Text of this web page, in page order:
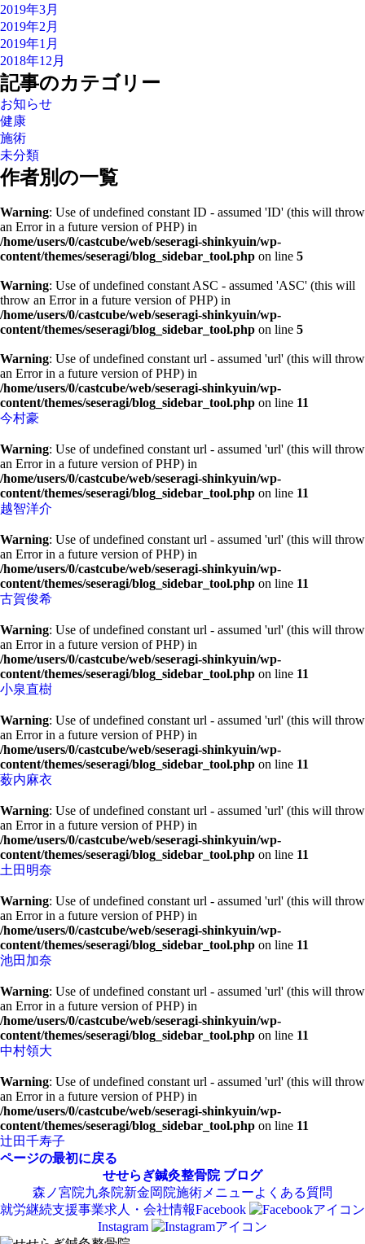
2019年3月
2019年2月
2019年1月
2018年12月
記事のカテゴリー
お知らせ
健康
施術
未分類
作者別の一覧
Warning: Use of undefined constant ID - assumed 'ID' (this will throw
an Error in a future version of PHP) in
/home/users/0/castcube/web/seseragi-shinkyuin/wp-
content/themes/seseragi/blog_sidebar_tool.php on line 5
Warning: Use of undefined constant ASC - assumed 'ASC' (this will
throw an Error in a future version of PHP) in
/home/users/0/castcube/web/seseragi-shinkyuin/wp-
content/themes/seseragi/blog_sidebar_tool.php on line 5
Warning: Use of undefined constant url - assumed 'url' (this will throw
an Error in a future version of PHP) in
/home/users/0/castcube/web/seseragi-shinkyuin/wp-
content/themes/seseragi/blog_sidebar_tool.php on line 11
今村豪
Warning: Use of undefined constant url - assumed 'url' (this will throw
an Error in a future version of PHP) in
/home/users/0/castcube/web/seseragi-shinkyuin/wp-
content/themes/seseragi/blog_sidebar_tool.php on line 11
越智洋介
Warning: Use of undefined constant url - assumed 'url' (this will throw
an Error in a future version of PHP) in
/home/users/0/castcube/web/seseragi-shinkyuin/wp-
content/themes/seseragi/blog_sidebar_tool.php on line 11
古賀俊希
Warning: Use of undefined constant url - assumed 'url' (this will throw
an Error in a future version of PHP) in
/home/users/0/castcube/web/seseragi-shinkyuin/wp-
content/themes/seseragi/blog_sidebar_tool.php on line 11
小泉直樹
Warning: Use of undefined constant url - assumed 'url' (this will throw
an Error in a future version of PHP) in
/home/users/0/castcube/web/seseragi-shinkyuin/wp-
content/themes/seseragi/blog_sidebar_tool.php on line 11
薮内麻衣
Warning: Use of undefined constant url - assumed 'url' (this will throw
an Error in a future version of PHP) in
/home/users/0/castcube/web/seseragi-shinkyuin/wp-
content/themes/seseragi/blog_sidebar_tool.php on line 11
土田明奈
Warning: Use of undefined constant url - assumed 'url' (this will throw
an Error in a future version of PHP) in
/home/users/0/castcube/web/seseragi-shinkyuin/wp-
content/themes/seseragi/blog_sidebar_tool.php on line 11
池田加奈
Warning: Use of undefined constant url - assumed 'url' (this will throw
an Error in a future version of PHP) in
/home/users/0/castcube/web/seseragi-shinkyuin/wp-
content/themes/seseragi/blog_sidebar_tool.php on line 11
中村領大
Warning: Use of undefined constant url - assumed 'url' (this will throw
an Error in a future version of PHP) in
/home/users/0/castcube/web/seseragi-shinkyuin/wp-
content/themes/seseragi/blog_sidebar_tool.php on line 11
辻田千寿子
ページの最初に戻る
せせらぎ鍼灸整骨院 ブログ
森ノ宮院九条院新金岡院施術メニューよくある質問
就労継続支援事業求人・会社情報Facebook
Instagram